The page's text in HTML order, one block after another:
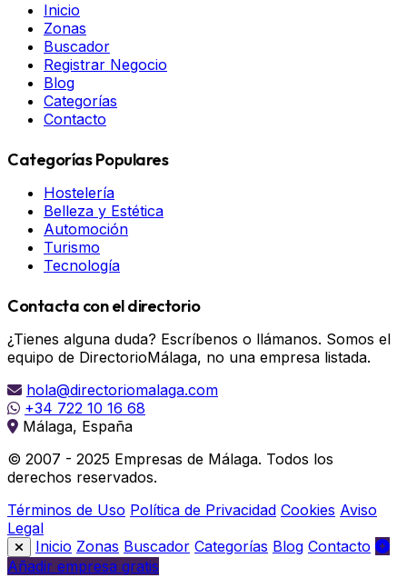
Inicio
Zonas
Buscador
Registrar Negocio
Blog
Categorías
Contacto
Categorías Populares
Hostelería
Belleza y Estética
Automoción
Turismo
Tecnología
Contacta con el directorio
¿Tienes alguna duda? Escríbenos o llámanos. Somos el
equipo de DirectorioMálaga, no una empresa listada.
hola@directoriomalaga.com
+34 722 10 16 68
Málaga, España
© 2007 - 2025 Empresas de Málaga. Todos los
derechos reservados.
Términos de Uso Política de Privacidad Cookies Aviso
Legal
Inicio Zonas Buscador Categorías Blog Contacto
Añadir empresa gratis